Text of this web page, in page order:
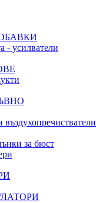
- усилватели
за бюст